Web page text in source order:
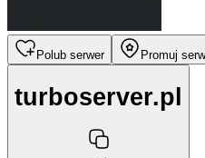
Polub serwer Promuj
turboserver.pl